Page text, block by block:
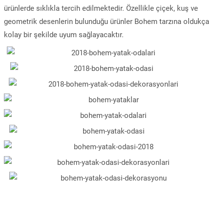
ürünlerde sıklıkla tercih edilmektedir. Özellikle çiçek, kuş ve
geometrik desenlerin bulunduğu ürünler Bohem tarzına oldukça
kolay bir şekilde uyum sağlayacaktır.